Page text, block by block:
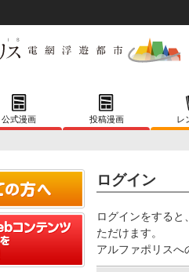
公式漫画 投稿漫画 レ
ログイン
ログインをする
ただけます。
アルファポリスへ